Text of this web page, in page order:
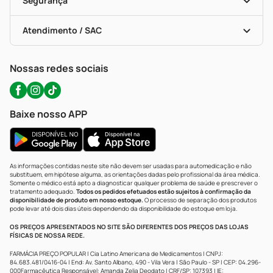
Troca E Devolução
Bulas De A A Z
Políticas De Marketplace
Testes Rápidos
Autoteste Covid-19
Certificado De Segurança
Portal Da Privacidade
Atendimento / SAC
WhatsApp (47) 9202-1687
Nossas redes sociais
Baixe nosso APP
As informações contidas neste site não devem ser usadas para automedicação e não
substituem, em hipótese alguma, as orientações dadas pelo profissional da área médica.
Somente o médico está apto a diagnosticar qualquer problema de saúde e prescrever o
tratamento adequado. Todos os pedidos efetuados estão sujeitos à confirmação da
disponibilidade de produto em nosso estoque.O processo de separação dos produtos
pode levar até dois dias úteis dependendo da disponibilidade do estoque em loja.
OS PREÇOS APRESENTADOS NO SITE SÃO DIFERENTES DOS PREÇOS DAS LOJAS
FÍSICAS DE NOSSA REDE.
FARMÁCIA PREÇO POPULAR | Cia Latino Americana de Medicamentos | CNPJ:
84.683.481/0416-04 | End: Av. Santo Albano, 490 - Vila Vera | São Paulo - SP | CEP: 04.296-
000Farmacêutica Responsável: Amanda Zelia Deodato | CRF/SP: 107393 | IE: